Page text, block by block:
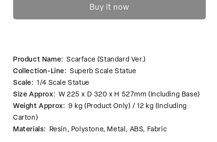
Buy it now
Product Name: Scarface (Standard Ver.)
Collection-Line: Superb Scale Statue
Scale: 1/4 Scale Statue
Size Approx: W 225 x D 320 x H 527mm (Including Base)
Weight Approx: 9 kg (Product Only) / 12 kg (Including
Carton)
Materials:
Resin, Polystone, Metal, ABS, Fabric